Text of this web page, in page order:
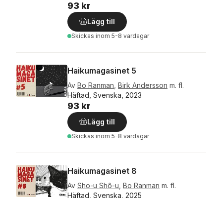
93 kr
Lägg till
Skickas inom 5-8 vardagar
Haikumagasinet 5
Av Bo Ranman, Birk Andersson m. fl.
Häftad, Svenska, 2023
93 kr
Lägg till
Skickas inom 5-8 vardagar
Haikumagasinet 8
Av Sho-u Shô-u, Bo Ranman m. fl.
Häftad, Svenska, 2025